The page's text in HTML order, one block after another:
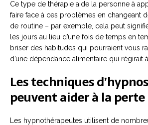
Ce type de thérapie aide la personne à
faire face à ces problèmes en changeant
de routine – par exemple, cela peut
les jours au lieu d’une fois de temps en
briser des habitudes qui pourraient vous
d’une dépendance alimentaire qui régirait
Les techniques
peuvent aider à la perte
Les hypnothérapeutes utilisent de